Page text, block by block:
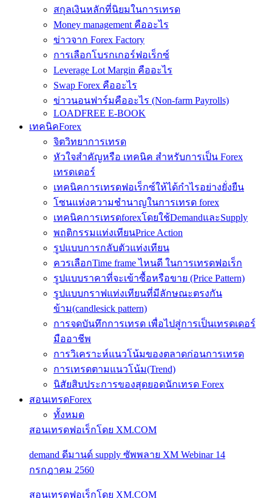
สกุลเงินหลักที่นิยมในการเทรด
Money management คืออะไร
ข่าวจาก Forex Factory
การเลือกโบรกเกอร์ฟอเร็กซ์
Leverage Lot Margin คืออะไร
Swap Forex คืออะไร
ข่าวนอนฟาร์มคืออะไร (Non-farm Payrolls)
LOADFREE E-BOOK
เทคนิคForex
จิตวิทยาการเทรด
หัวใจสำคัญหรือ เทคนิค สำหรับการเป็น Forex
เทรดเดอร์
เทคนิคการเทรดฟอเร็กซ์ให้ได้กำไรอย่างยั่งยืน
โซนแห่งความชำนาญในการเทรด forex
เทคนิคการเทรดforexโดยใช้DemandและSupply
พฤติกรรมแท่งเทียนPrice Action
รูปแบบการกลับตัวแท่งเทียน
ควรเลือกTime frame ไหนดี ในการเทรดฟอเร็ก
รูปแบบราคาที่จะเข้าซื้อหรือขาย (Price Pattern)
รูปแบบกราฟแท่งเทียนที่มีลักษณะตรงกัน
ข้าม(candlesick pattern)
การจดบันทึกการเทรด เพื่อไปสู่การเป็นเทรดเดอร์
มืออาชีพ
การวิเคราะห์แนวโน้มของตลาดก่อนการเทรด
การเทรดตามแนวโน้ม(Trend)
นิสัยสิบประการของสุดยอดนักเทรด Forex
สอนเทรดForex
ทั้งหมด
สอนเทรดฟอเร็กโดย XM.COM
demand ดีมานด์ supply ซัพพลาย XM Webinar 14
กรกฎาคม 2560
สอนเทรดฟอเร็กโดย XM.COM